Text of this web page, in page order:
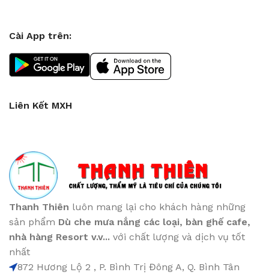
Cài App trên:
Liên Kết MXH
Thanh Thiên luôn mang lại cho khách hàng những
sản phẩm Dù che mưa nắng các loại, bàn ghế cafe,
nhà hàng Resort v.v... với chất lượng và dịch vụ tốt
nhất
872 Hương Lộ 2 , P. Bình Trị Đông A, Q. Bình Tân